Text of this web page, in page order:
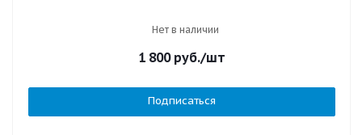
Нет в наличии
1 800руб./шт
Подписаться